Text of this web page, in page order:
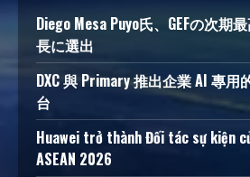
Diego Mesa Puyo氏、GEFの次期
長に選出
DXC 與 Primary 推出企業 AI 專用
台
Huawei trở thành Đối tác sự kiện
ASEAN 2026